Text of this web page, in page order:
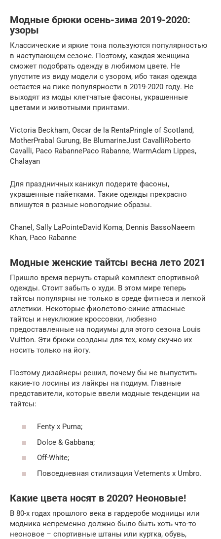
Модные брюки осень-зима 2019-2020:
узоры
Классические и яркие тона пользуются популярностью
в наступающем сезоне. Поэтому, каждая женщина
сможет подобрать одежду в любимом цвете. Не
упустите из виду модели с узором, ибо такая одежда
остается на пике популярности в 2019-2020 году. Не
выходят из моды клетчатые фасоны, украшенные
цветами и животными принтами.
Victoria Beckham, Oscar de la RentaPringle of Scotland,
MotherPrabal Gurung, Be BlumarineJust CavalliRoberto
Cavalli, Paco RabannePaco Rabanne, WarmAdam Lippes,
Chalayan
Для праздничных каникул подерите фасоны,
украшенные пайетками. Такие одежды прекрасно
впишутся в разные новогодние образы.
Chanel, Sally LaPointeDavid Koma, Dennis BassoNaeem
Khan, Paco Rabanne
Модные женские тайтсы весна лето 2021
Пришло время вернуть старый комплект спортивной
одежды. Стоит забыть о худи. В этом мире теперь
тайтсы популярны не только в среде фитнеса и легкой
атлетики. Некоторые фиолетово-синие атласные
тайтсы и неуклюжие кроссовки, любезно
предоставленные на подиумы для этого сезона Louis
Vuitton. Эти брюки созданы для тех, кому скучно их
носить только на йогу.
Поэтому дизайнеры решил, почему бы не выпустить
какие-то лосины из лайкры на подиум. Главные
представители, которые ввели модные тенденции на
тайтсы:
Fenty x Puma;
Dolce & Gabbana;
Off-White;
Повседневная стилизация Vetements х Umbro.
Какие цвета носят в 2020? Неоновые!
В 80-х годах прошлого века в гардеробе модницы или
модника непременно должно было быть хоть что-то
неоновое – спортивные штаны или куртка, обувь,